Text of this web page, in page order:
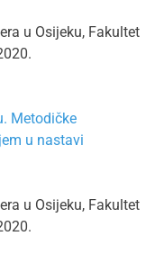
u Osijeku, Fakultet
Metodičke
u nastavi
u Osijeku, Fakultet